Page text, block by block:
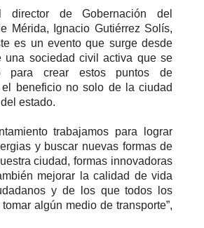
director de Gobernación del
Mérida, Ignacio Gutiérrez Solís,
es un evento que surge desde
una sociedad civil activa que se
para crear estos puntos de
el beneficio no solo de la ciudad
estado.
trabajamos para lograr
y buscar nuevas formas de
ciudad, formas innovadoras
mejorar la calidad de vida
y de los que todos los
algún medio de transporte”,